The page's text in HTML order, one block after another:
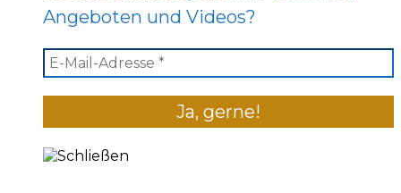
Angeboten und Videos?